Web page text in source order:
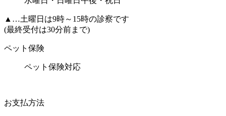
▲ …土曜日は9時～15時の診察です
(最終受付は30分前まで)
ペット保険
ペット保険対応
お支払方法